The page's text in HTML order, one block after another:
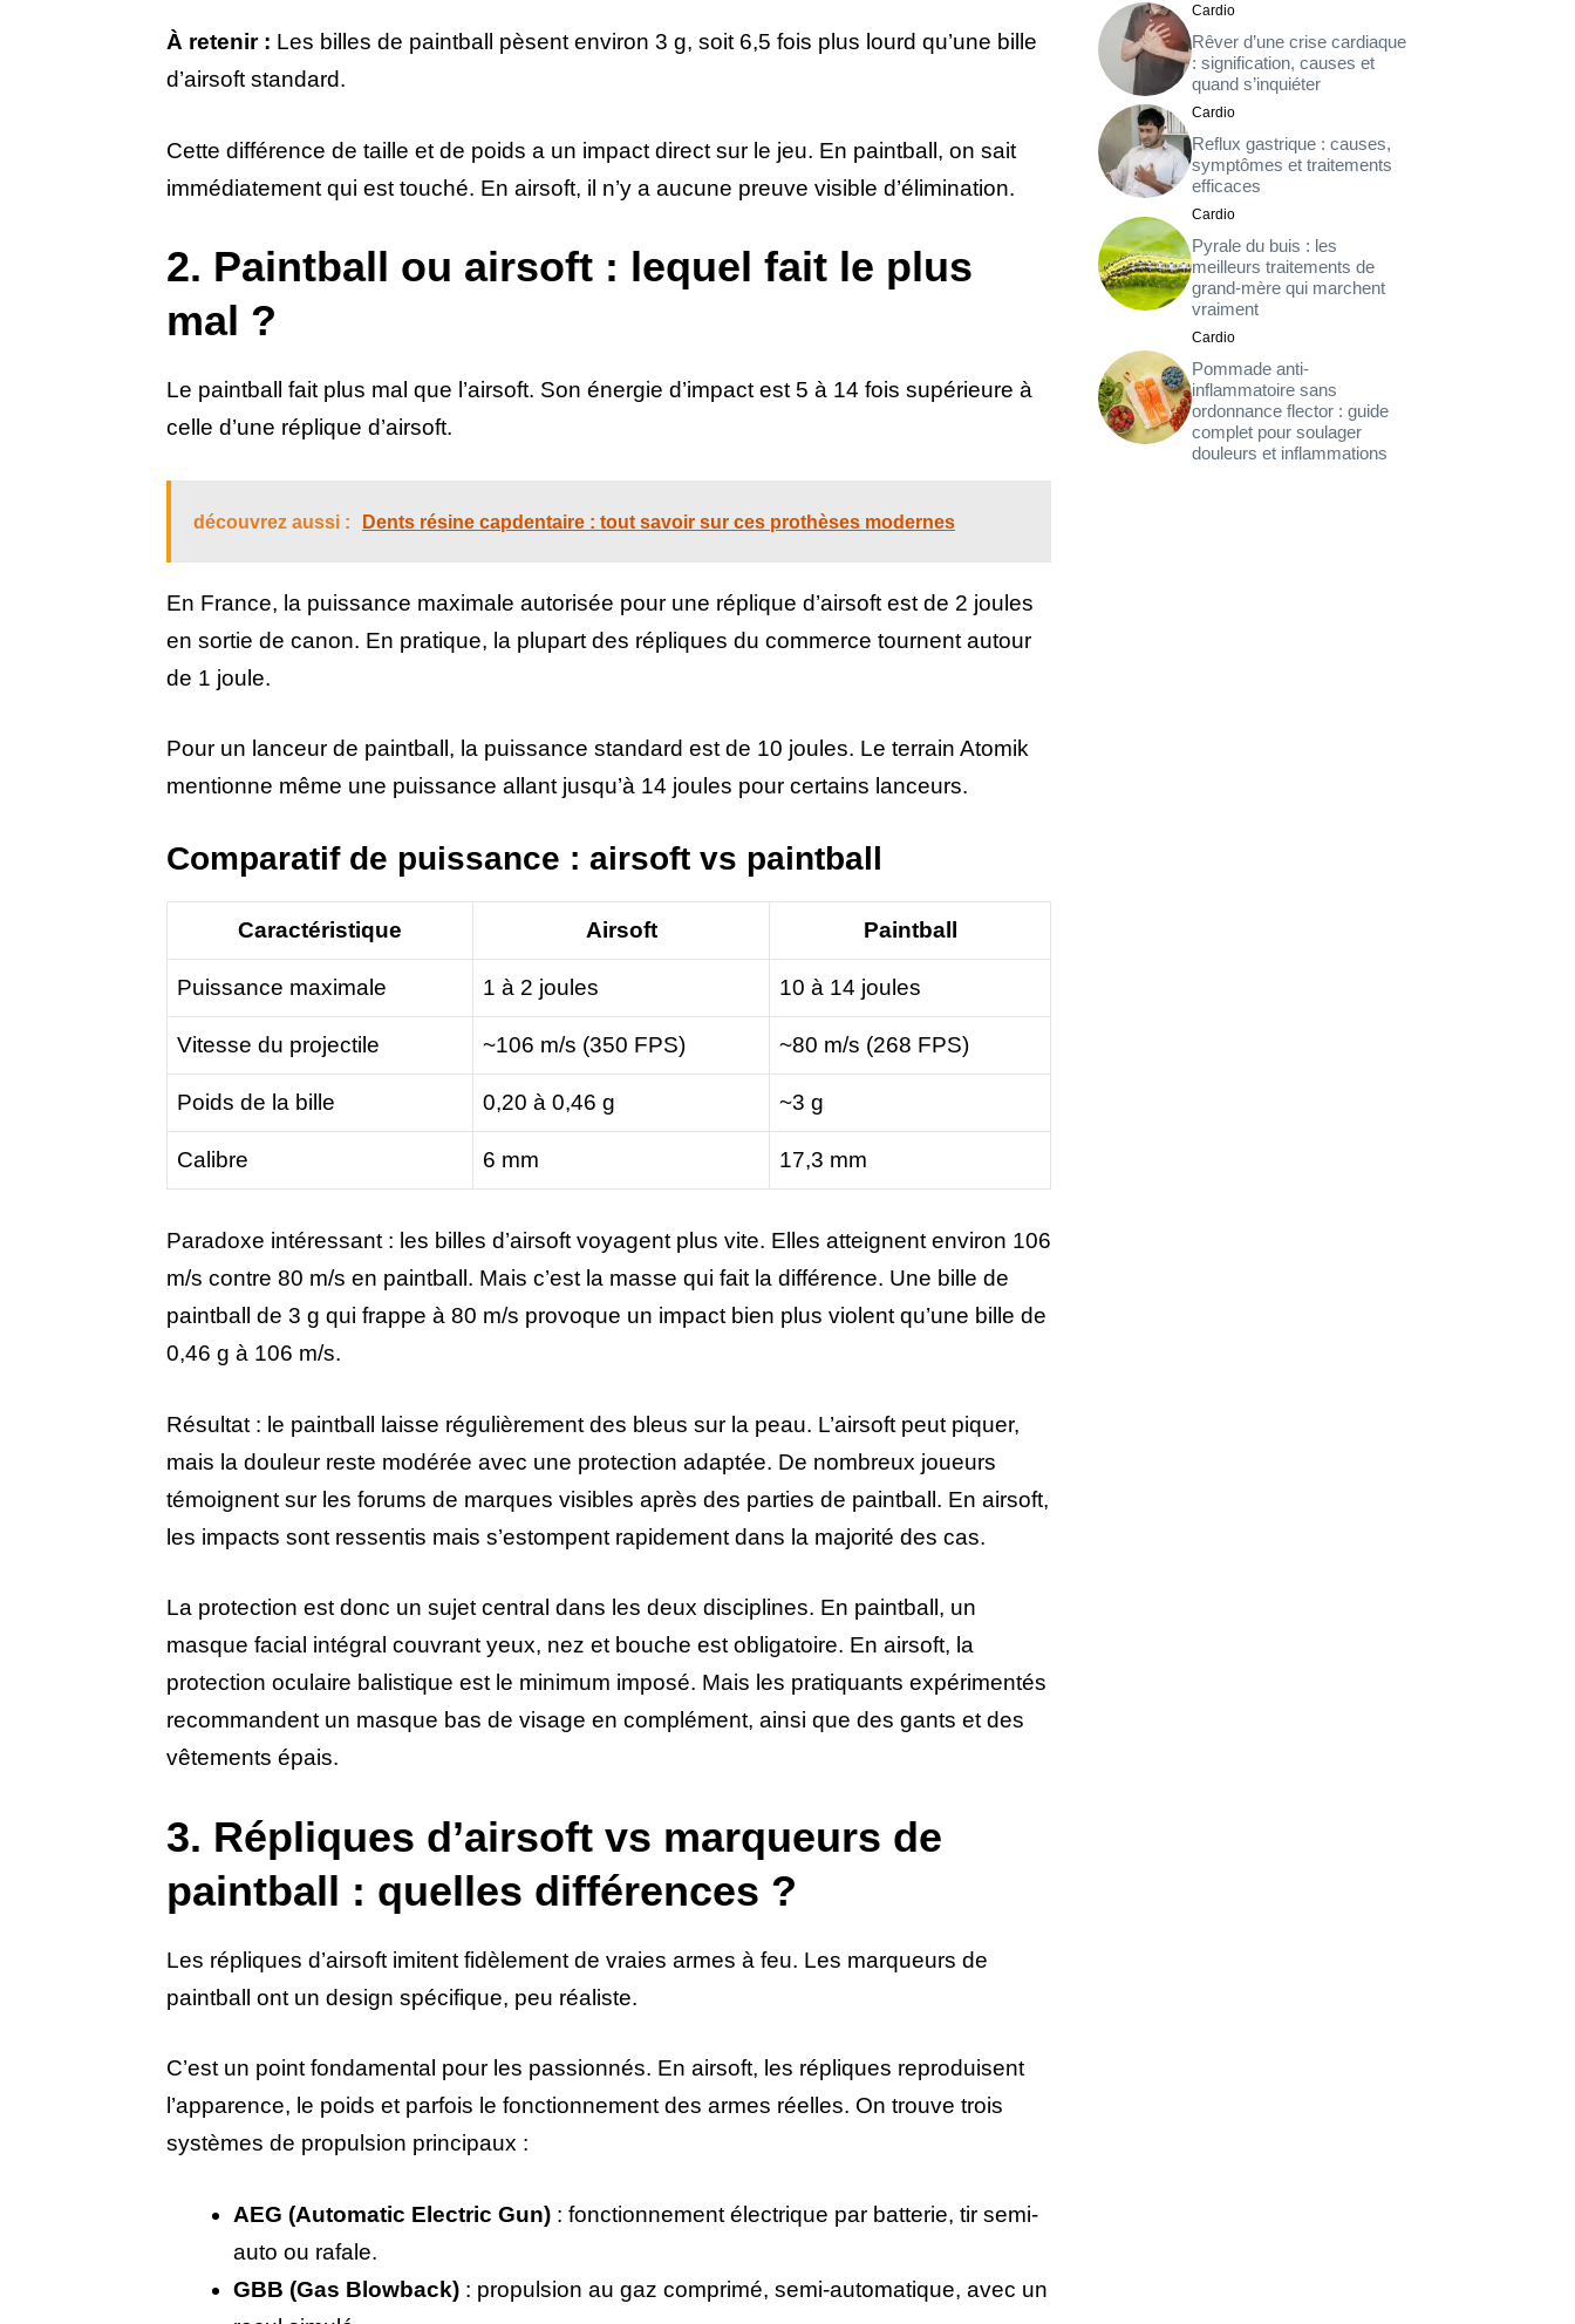
À retenir : Les billes de paintball pèsent environ 3 g, soit 6,5 fois plus lourd qu’une bille
d’airsoft standard.
Cette différence de taille et de poids a un impact direct sur le jeu. En paintball, on sait
immédiatement qui est touché. En airsoft, il n’y a aucune preuve visible d’élimination.
2. Paintball ou airsoft : lequel fait le plus
mal ?
Le paintball fait plus mal que l’airsoft. Son énergie d’impact est 5 à 14 fois supérieure à
celle d’une réplique d’airsoft.
découvrez aussi : Dents résine capdentaire : tout savoir sur ces prothèses modernes
En France, la puissance maximale autorisée pour une réplique d’airsoft est de 2 joules
en sortie de canon. En pratique, la plupart des répliques du commerce tournent autour
de 1 joule.
Pour un lanceur de paintball, la puissance standard est de 10 joules. Le terrain Atomik
mentionne même une puissance allant jusqu’à 14 joules pour certains lanceurs.
Comparatif de puissance : airsoft vs paintball
Caractéristique Airsoft Paintball
Puissance maximale 1 à 2 joules 10 à 14 joules
Vitesse du projectile ~106 m/s (350 FPS) ~80 m/s (268 FPS)
Poids de la bille 0,20 à 0,46 g ~3 g
Calibre 6 mm 17,3 mm
Paradoxe intéressant : les billes d’airsoft voyagent plus vite. Elles atteignent environ 106
m/s contre 80 m/s en paintball. Mais c’est la masse qui fait la différence. Une bille de
paintball de 3 g qui frappe à 80 m/s provoque un impact bien plus violent qu’une bille de
0,46 g à 106 m/s.
Résultat : le paintball laisse régulièrement des bleus sur la peau. L’airsoft peut piquer,
mais la douleur reste modérée avec une protection adaptée. De nombreux joueurs
témoignent sur les forums de marques visibles après des parties de paintball. En airsoft,
les impacts sont ressentis mais s’estompent rapidement dans la majorité des cas.
La protection est donc un sujet central dans les deux disciplines. En paintball, un
masque facial intégral couvrant yeux, nez et bouche est obligatoire. En airsoft, la
protection oculaire balistique est le minimum imposé. Mais les pratiquants expérimentés
recommandent un masque bas de visage en complément, ainsi que des gants et des
vêtements épais.
3. Répliques d’airsoft vs marqueurs de
paintball : quelles différences ?
Les répliques d’airsoft imitent fidèlement de vraies armes à feu. Les marqueurs de
paintball ont un design spécifique, peu réaliste.
C’est un point fondamental pour les passionnés. En airsoft, les répliques reproduisent
l’apparence, le poids et parfois le fonctionnement des armes réelles. On trouve trois
systèmes de propulsion principaux :
AEG (Automatic Electric Gun) : fonctionnement électrique par batterie, tir semi-
auto ou rafale.
GBB (Gas Blowback) : propulsion au gaz comprimé, semi-automatique, avec un
Cardio
Rêver d’une crise cardiaque
: signification, causes et
quand s’inquiéter
Cardio
Reflux gastrique : causes,
symptômes et traitements
efficaces
Cardio
Pyrale du buis : les
meilleurs traitements de
grand-mère qui marchent
vraiment
Cardio
Pommade anti-
inflammatoire sans
ordonnance flector : guide
complet pour soulager
douleurs et inflammations